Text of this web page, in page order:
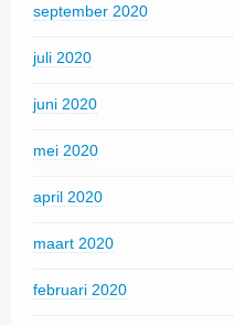
september 2020
juli 2020
juni 2020
mei 2020
april 2020
maart 2020
februari 2020